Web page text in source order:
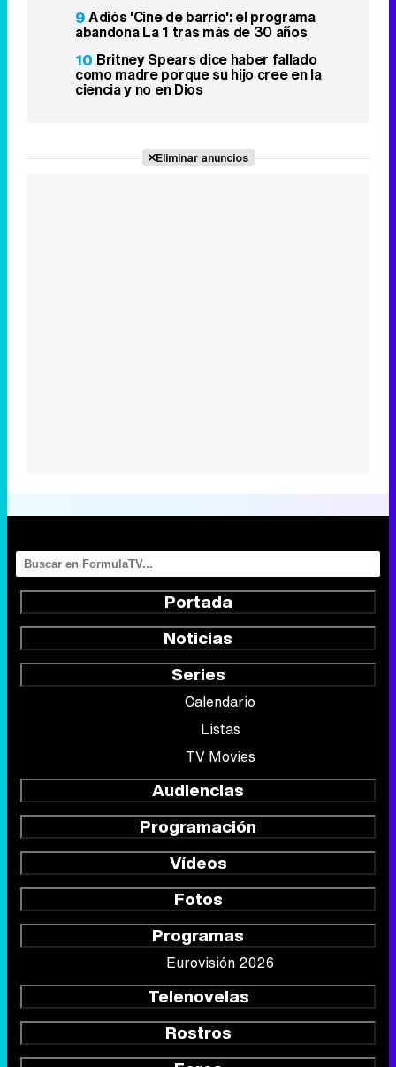
9Adiós 'Cine de barrio': el programa
abandona La 1 tras más de 30 años
10 Britney Spears dice haber fallado
como madre porque su hijo cree en la
ciencia y no en Dios
Eliminar anuncios
Portada
Noticias
Series
Calendario
Listas
TV Movies
Audiencias
Programación
Vídeos
Fotos
Programas
Eurovisión 2026
Telenovelas
Rostros